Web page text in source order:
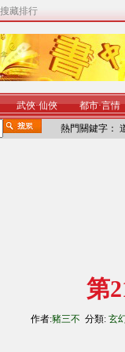
藏排行
武俠·仙俠 都市·言情
熱門關鍵字：
第
作者:豬三不 分類: 玄